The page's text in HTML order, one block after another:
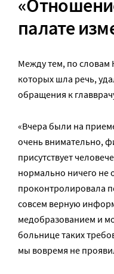
палате
Между тем, по
которых шла речь,
обращения к
«Вчера были на
очень внимательно,
присутствует
нормально ничего не
проконтролировала
совсем верную
медобразованием и
больнице таких
мы вовремя не